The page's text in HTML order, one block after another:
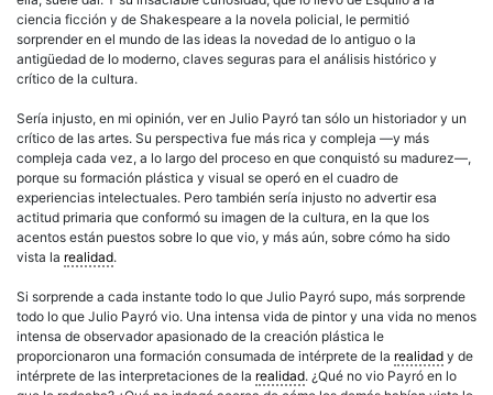
ciencia ficción y de Shakespeare a la novela policial, le permitió
sorprender en el mundo de las ideas la novedad de lo antiguo o la
antigüedad de lo moderno, claves seguras para el análisis histórico y
crítico de la cultura.
Sería injusto, en mi opinión, ver en Julio Payró tan sólo un historiador y un
crítico de las artes. Su perspectiva fue más rica y compleja —y más
compleja cada vez, a lo largo del proceso en que conquistó su madurez—,
porque su formación plástica y visual se operó en el cuadro de
experiencias intelectuales. Pero también sería injusto no advertir esa
actitud primaria que conformó su imagen de la cultura, en la que los
acentos están puestos sobre lo que vio, y más aún, sobre cómo ha sido
vista la realidad.
Si sorprende a cada instante todo lo que Julio Payró supo, más sorprende
todo lo que Julio Payró vio. Una intensa vida de pintor y una vida no menos
intensa de observador apasionado de la creación plástica le
proporcionaron una formación consumada de intérprete de la realidad y de
intérprete de las interpretaciones de la realidad. ¿Qué no vio Payró en lo